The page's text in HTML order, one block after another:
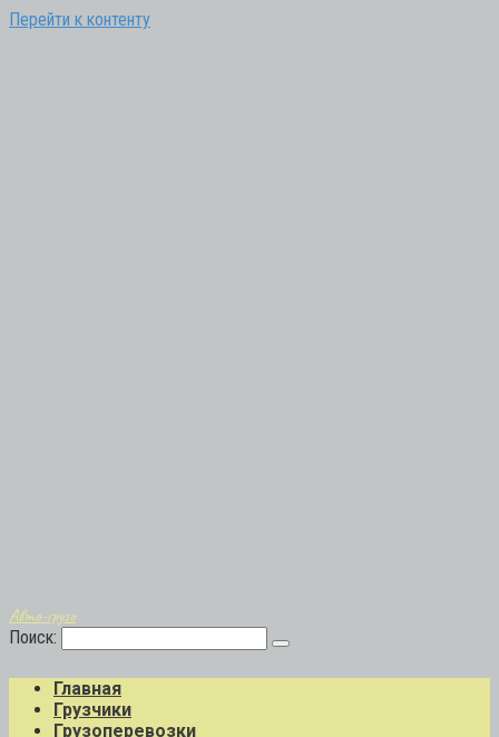
Перейти к контенту
Авто-грузо
Поиск:
Главная
Грузчики
Грузоперевозки